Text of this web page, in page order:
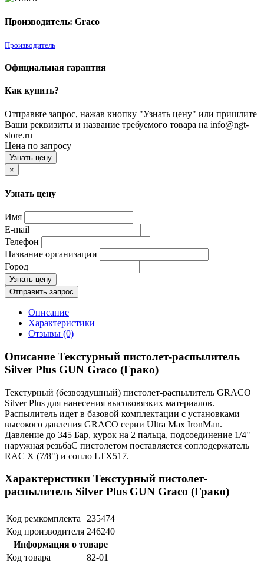
Производитель: Graco
Производитель
Официальная гарантия
Как купить?
Отправьте запрос, нажав кнопку "Узнать цену" или пришлите
Ваши реквизиты и название требуемого товара на info@ngt-
store.ru
Цена по запросу
Узнать цену
×
Узнать цену
Имя
E-mail
Телефон
Название организации
Город
Узнать цену
Отправить запрос
Описание
Характеристики
Отзывы (0)
Описание Текстурный пистолет-распылитель
Silver Plus GUN Graco (Грако)
Текстурный (безвоздушный) пистолет-распылитель GRACO
Silver Plus для нанесения высоковязких материалов.
Распылитель идет в базовой комплектации с установками
высокого давления GRACO серии Ultra Max IronMan.
Давление до 345 Бар, курок на 2 пальца, подсоединение 1/4"
наружная резьбаС пистолетом поставляется соплодержатель
RAC X (7/8") и сопло LTX517.
Характеристики Текстурный пистолет-
распылитель Silver Plus GUN Graco (Грако)
Код ремкомплекта
235474
Код производителя 246240
Информация о товаре
Код товара
82-01